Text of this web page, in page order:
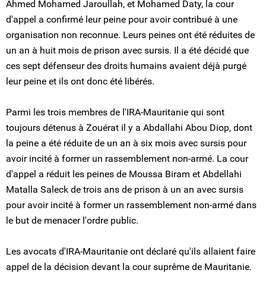
Ahmed Mohamed Jaroullah, et Mohamed Daty, la cour
d'appel a confirmé leur peine pour avoir contribué à une
organisation non reconnue. Leurs peines ont été réduites de
un an à huit mois de prison avec sursis. Il a été décidé que
ces sept défenseur des droits humains avaient déjà purgé
leur peine et ils ont donc été libérés.
Parmi les trois membres de l'IRA-Mauritanie qui sont
toujours détenus à Zouérat il y a Abdallahi Abou Diop, dont
la peine a été réduite de un an à six mois avec sursis pour
avoir incité à former un rassemblement non-armé. La cour
d'appel a réduit les peines de Moussa Biram et Abdellahi
Matalla Saleck de trois ans de prison à un an avec sursis
pour avoir incité à former un rassemblement non-armé dans
le but de menacer l'ordre public.
Les avocats d'IRA-Mauritanie ont déclaré qu'ils allaient faire
appel de la décision devant la cour suprême de Mauritanie.